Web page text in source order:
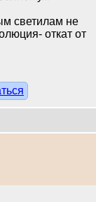
светилам не
откат от